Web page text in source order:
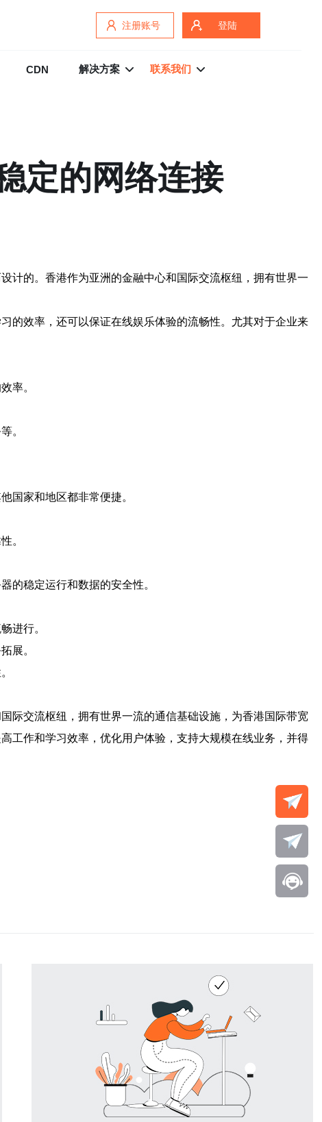
注册账号 登陆
CDN 解决方案 联系我们
定的网络连接
计的。香港作为亚洲的金融中心和国际交流枢纽，拥有世界一
的效率，还可以保证在线娱乐体验的流畅性。尤其对于企业来
率。
。
国家和地区都非常便捷。
。
的稳定运行和数据的安全性。
进行。
展。
际交流枢纽，拥有世界一流的通信基础设施，为香港国际带宽
工作和学习效率，优化用户体验，支持大规模在线业务，并得